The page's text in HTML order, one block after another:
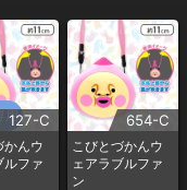
用
127-C
かんウ
ルファ
654-C
こびとづかんウ
ェアラブルファ
ン